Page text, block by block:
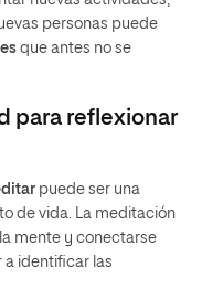
personas puede
que antes no se
para reflexionar
puede ser una
de vida. La meditación
mente y conectarse
a identificar las